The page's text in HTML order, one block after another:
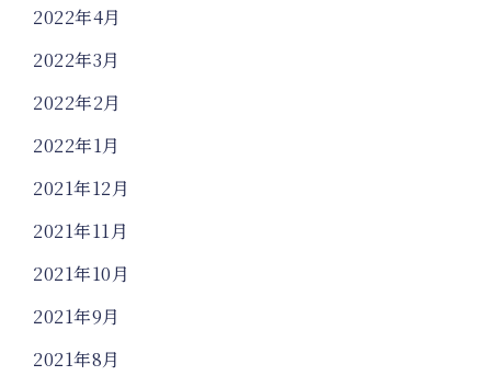
2022年4月
2022年3月
2022年2月
2022年1月
2021年12月
2021年11月
2021年10月
2021年9月
2021年8月